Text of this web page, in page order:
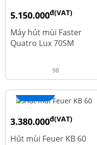
5.150.000đ(VAT)
9.700.000
Máy hút mùi Faster
Quatro Lux 70SM
98
+ Thêm
3.380.000đ(VAT)
4.600.000
Hút mùi Feuer KB 60